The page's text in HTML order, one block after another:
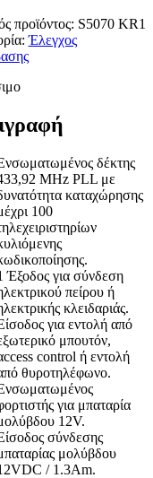
προϊόντος: S5070 KR1
Έλεγχος
δέκτης
MHz PLL με
καταχώρησης
100
Έξοδος για σύνδεση
πείρου ή
κλειδαριάς.
για εντολή από
μπουτόν,
control ή εντολή
θυροτηλέφωνο.
για μπαταρία
12V.
σύνδεσης
μολύβδου
/ 1.3Am.